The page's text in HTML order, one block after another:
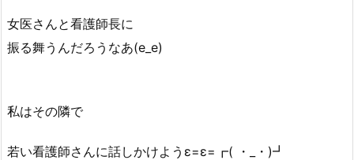
女医さんと看護師長に
振る舞うんだろうなあ(e_e)
私はその隣で
若い看護師さんに話しかけようε=ε=┏( ・_・)┛